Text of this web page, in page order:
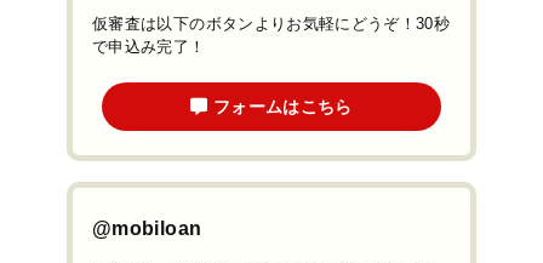
仮審査は以下のボタンよりお気軽にどうぞ！30秒
で申込み完了！
フォームはこちら
@mobiloan